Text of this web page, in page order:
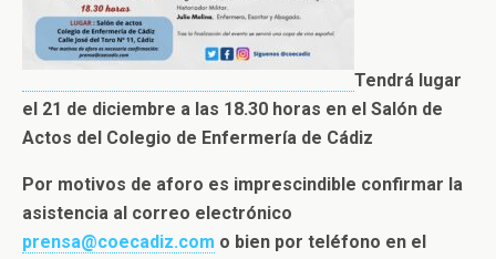
Tendrá lugar
el 21 de diciembre a las 18.30 horas en el Salón de
Actos del Colegio de Enfermería de Cádiz
Por motivos de aforo es imprescindible confirmar la
asistencia al correo electrónico
prensa@coecadiz.com o bien por teléfono en el